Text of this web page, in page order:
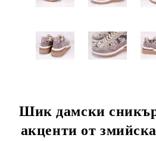
Шик дамски
акценти от